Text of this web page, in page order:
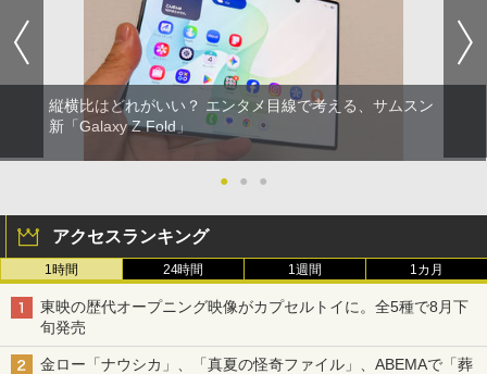
縦横比はどれがいい？ エンタメ目線で考える、サムスン
新「Galaxy Z Fold」
● ● ●
アクセスランキング
1時間 24時間 1週間 1カ月
東映の歴代オープニング映像がカプセルトイに。全5種で8月下
旬発売
金ロー「ナウシカ」、「真夏の怪奇ファイル」、ABEMAで「葬